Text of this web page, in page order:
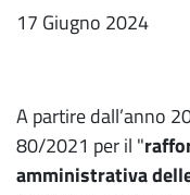
17 Giugno 2024
A partire dall’anno
80/2021 per il "
amministrativa